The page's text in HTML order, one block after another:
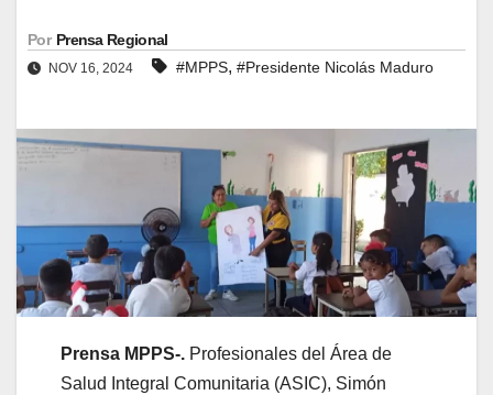
Por Prensa Regional
NOV 16, 2024 #MPPS, #Presidente Nicolás Maduro
Prensa MPPS-. Profesionales del Área de
Salud Integral Comunitaria (ASIC), Simón